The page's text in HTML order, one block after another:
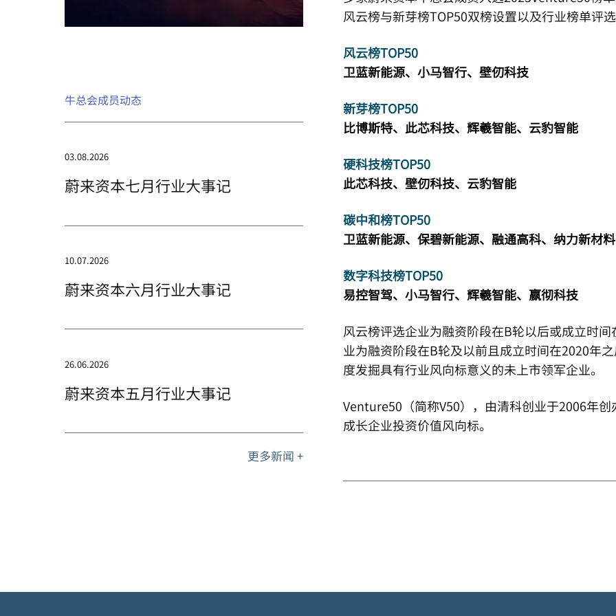
牛总会成员动态
03.08.2026
蔚来资本七月行业大事记
10.07.2026
蔚来资本六月行业大事记
26.06.2026
蔚来资本五月行业大事记
更多新闻 +
风云榜与新芽榜TOP50双榜设置以及行业榜单评
风云榜TOP50
卫蓝新能源、小马智行、 壁仞科技
新芽榜TOP50
比博斯特、此芯科技、辉羲智能、云豹智能
硬科技榜TOP50
此芯科技、壁仞科技、云豹智能
碳中和榜TOP50
卫蓝新能源、保碧新能源、融通高科、纳力新材料
数字科技榜TOP50
易控智驾、小马智行、辉羲智能、嬴彻科技
风云榜评选企业为融资阶段在B轮以后或成立时
业为融资阶段在B轮及以前且成立时间在2020年
度发掘具有行业风向标意义的未上市领军企业。
Venture50（简称V50），由清科创业于2006年
成长企业投资价值风向标。